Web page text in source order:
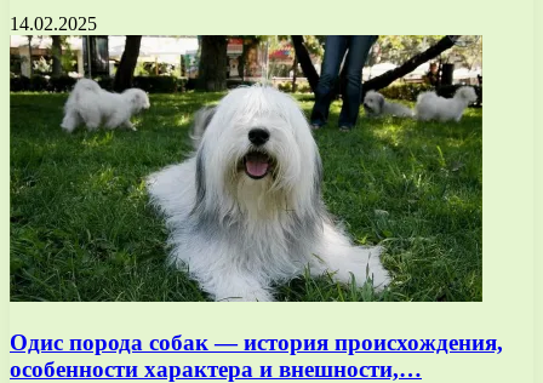
14.02.2025
Одис порода собак — история происхождения,
особенности характера и внешности,…